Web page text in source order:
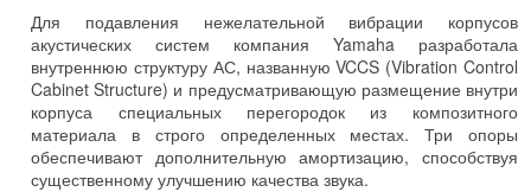
Для подавления нежелательной вибрации корпусов
акустических систем компания Yamaha разработала
внутреннюю структуру АС, названную VCCS (Vibration Control
Cabinet Structure) и предусматривающую размещение внутри
корпуса специальных перегородок из композитного
материала в строго определенных местах. Три опоры
обеспечивают дополнительную амортизацию, способствуя
существенному улучшению качества звука.